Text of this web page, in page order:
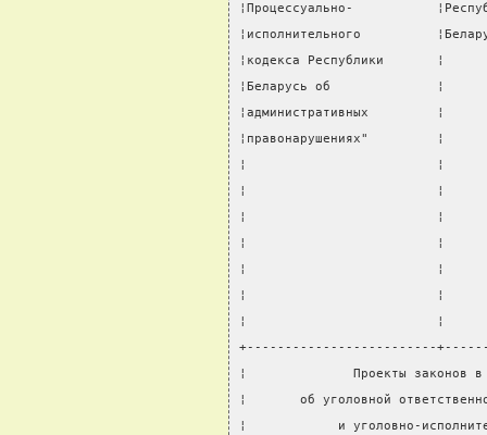
¦Процессуально-
¦исполнительного
¦кодекса Республики
¦Беларусь об
¦административных         ¦
¦правонарушениях"         ¦
¦                         ¦
¦                         ¦
¦                         ¦
¦                         ¦
¦                         ¦
¦                         ¦
¦                         ¦
+-------------------------
¦              Проекты законов
¦       об уголовной
¦            и уголовно-